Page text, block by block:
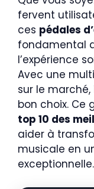
fervent
ces pédales
fondamental
l’expérience
Avec une
sur le
bon choix. Ce
top 10 des
aider à
musicale en
exceptionnelle.